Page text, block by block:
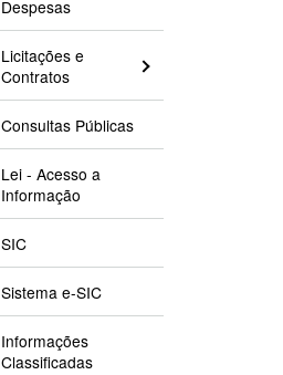
Despesas
Licitações e
Contratos
Consultas Públicas
Lei - Acesso a
Informação
SIC
Sistema e-SIC
Informações
Classificadas